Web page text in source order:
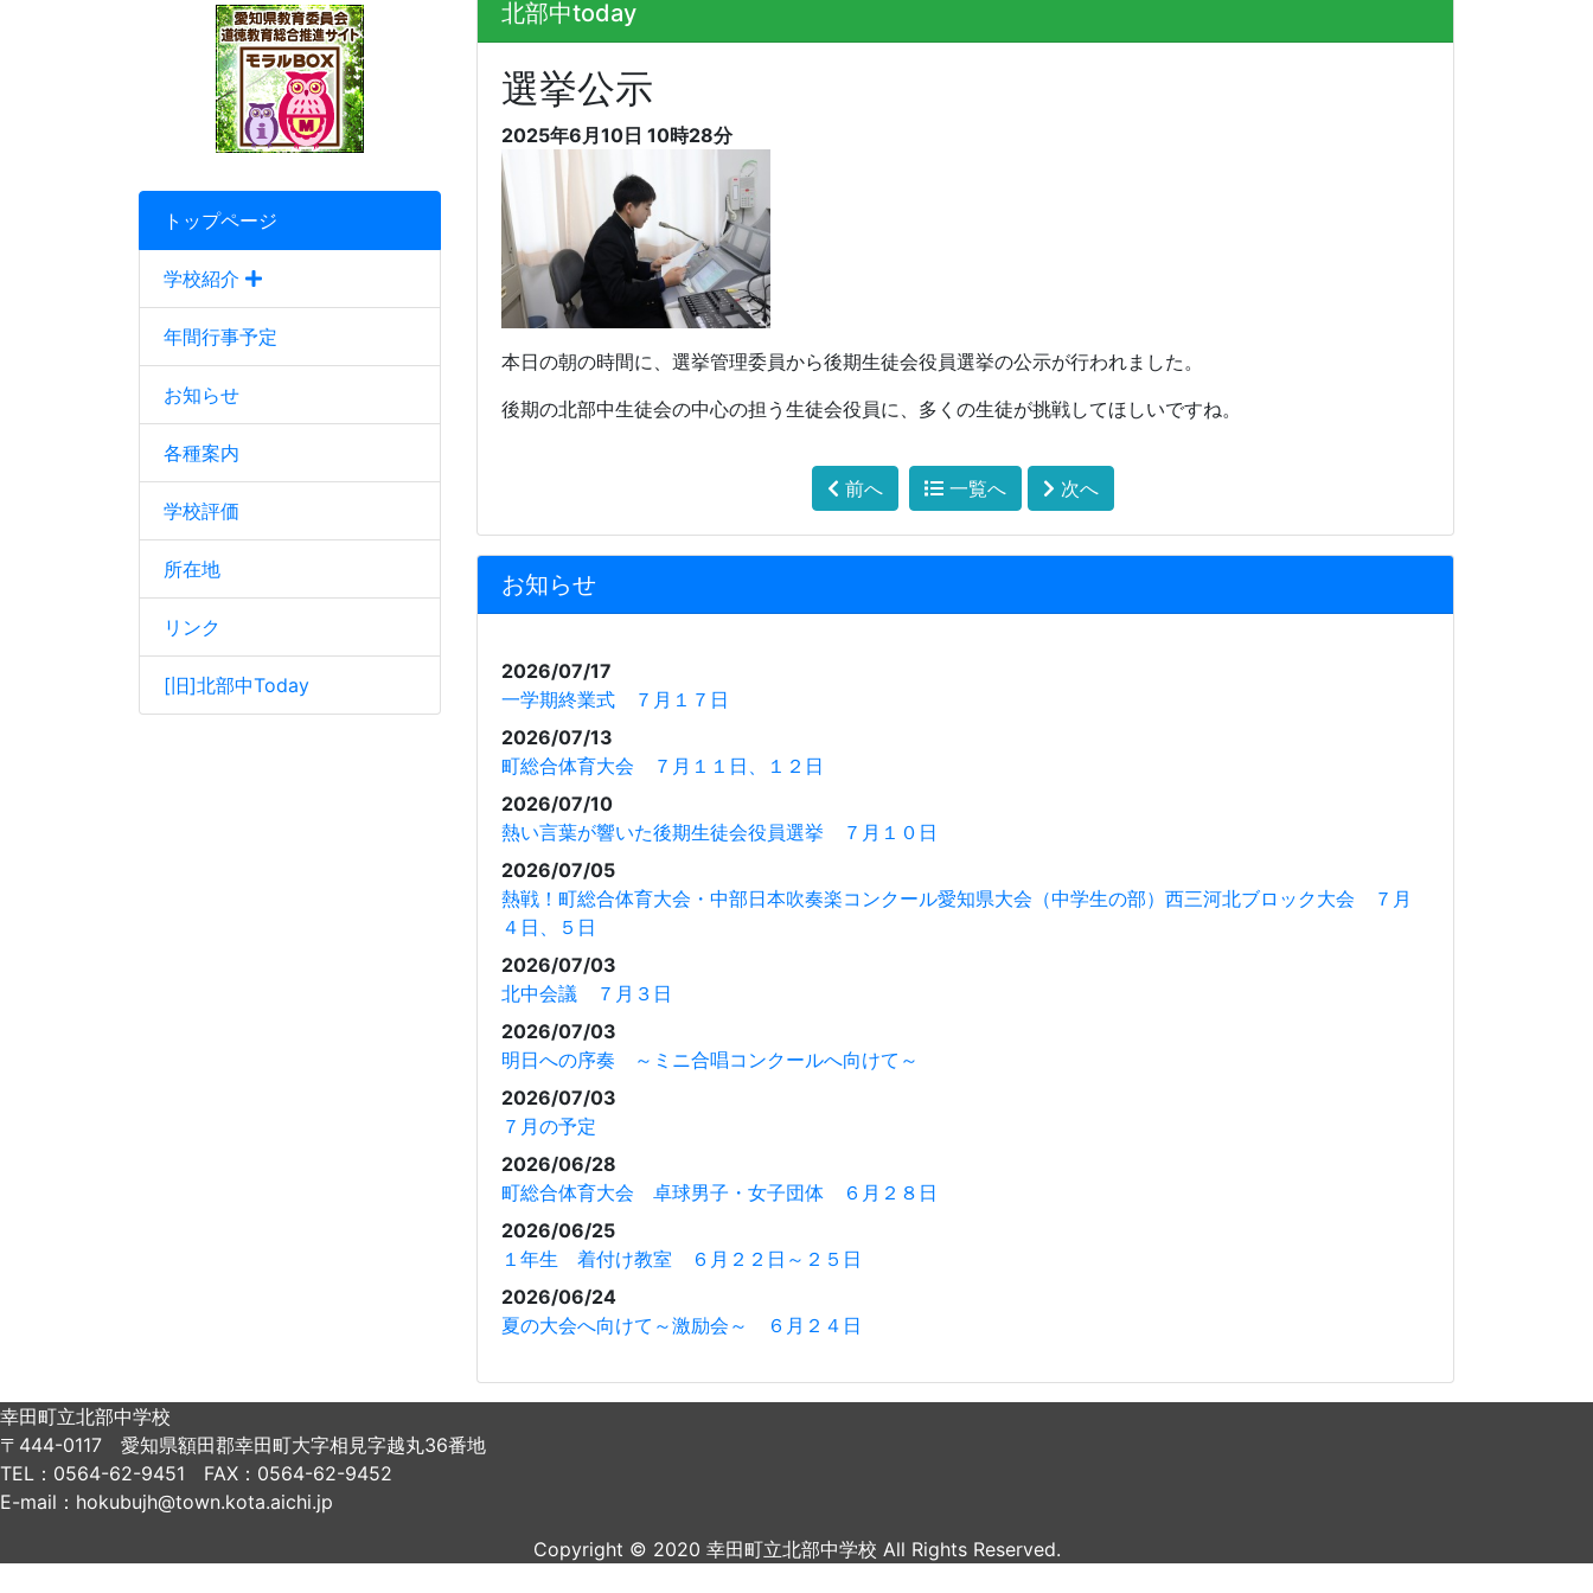
トップページ
学校紹介
年間行事予定
お知らせ
各種案内
学校評価
所在地
リンク
[旧]北部中Today
北部中today
選挙公示
2025年6月10日 10時28分
本日の朝の時間に、選挙管理委員から後期生徒会役員選挙の公示が行われました。
後期の北部中生徒会の中心の担う生徒会役員に、多くの生徒が挑戦してほしいですね。
前へ 一覧へ 次へ
お知らせ
2026/07/17
一学期終業式 ７月１７日
2026/07/13
町総合体育大会 ７月１１日、１２日
2026/07/10
熱い言葉が響いた後期生徒会役員選挙 ７月１０日
2026/07/05
熱戦！町総合体育大会・中部日本吹奏楽コンクール愛知県大会（中学生の部）西三河北ブロック大会 ７月
４日、５日
2026/07/03
北中会議 ７月３日
2026/07/03
明日への序奏 ～ミニ合唱コンクールへ向けて～
2026/07/03
７月の予定
2026/06/28
町総合体育大会 卓球男子・女子団体 ６月２８日
2026/06/25
１年生 着付け教室 ６月２２日～２５日
2026/06/24
夏の大会へ向けて～激励会～ ６月２４日
幸田町立北部中学校
〒444-0117 愛知県額田郡幸田町大字相見字越丸36番地
TEL：0564-62-9451 FAX：0564-62-9452
E-mail：hokubujh@town.kota.aichi.jp
Copyright © 2020 幸田町立北部中学校 All Rights Reserved.